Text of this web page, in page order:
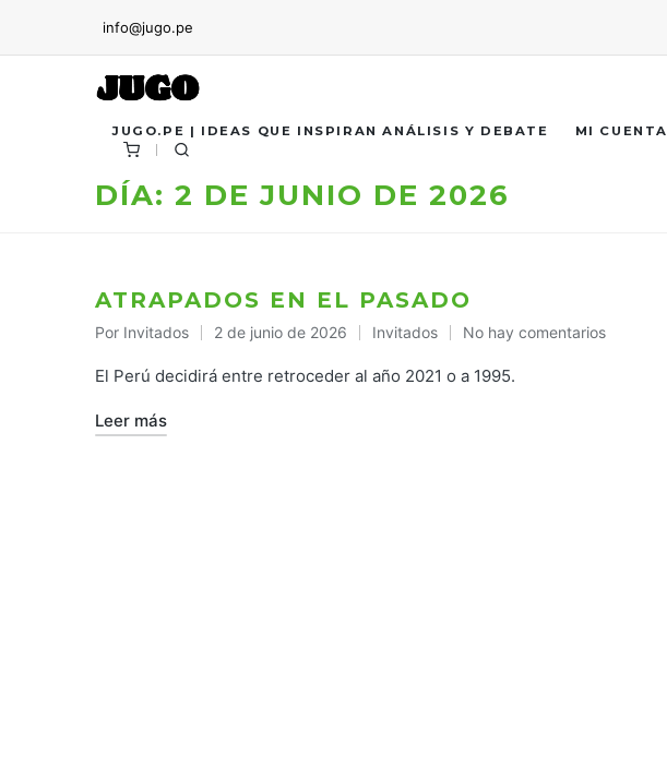
info@jugo.pe
JUGO.PE | IDEAS QUE INSPIRAN ANÁLISIS Y DEBATE MI CUENTA
DÍA: 2 DE JUNIO DE 2026
ATRAPADOS EN EL PASADO
Publicado
por
Por Invitados 2 de junio de 2026
Publicado
en
Invitados No hay comentarios
El Perú decidirá entre retroceder al año 2021 o a 1995.
Leer más